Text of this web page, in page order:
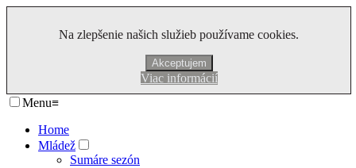
Na zlepšenie našich služieb používame cookies.
Akceptujem
Viac informácií
Menu≡
Home
Mládež
Sumáre sezón